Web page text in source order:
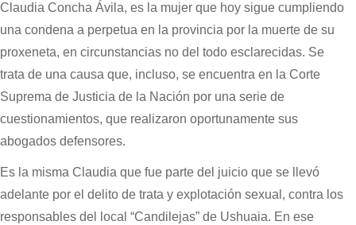
Claudia Concha Ávila, es la mujer que hoy sigue cumpliendo
una condena a perpetua en la provincia por la muerte de su
proxeneta, en circunstancias no del todo esclarecidas. Se
trata de una causa que, incluso, se encuentra en la Corte
Suprema de Justicia de la Nación por una serie de
cuestionamientos, que realizaron oportunamente sus
abogados defensores.
Es la misma Claudia que fue parte del juicio que se llevó
adelante por el delito de trata y explotación sexual, contra los
responsables del local “Candilejas” de Ushuaia. En ese